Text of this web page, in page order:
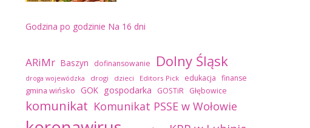
Godzina po godzinie Na 16 dni
ARiMr Baszyn dofinansowanie Dolny Śląsk
droga wojewódzka drogi dzieci Editors Pick edukacja finanse
gmina wińsko GOK gospodarka GOSTiR Głębowice
komunikat Komunikat PSSE w Wołowie